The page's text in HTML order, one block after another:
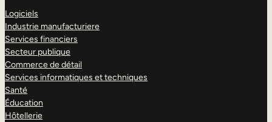
Logiciels
Industrie manufacturiere
Services financiers
Secteur publique
Commerce de détail
Services informatiques et techniques
Santé
Éducation
Hôtellerie